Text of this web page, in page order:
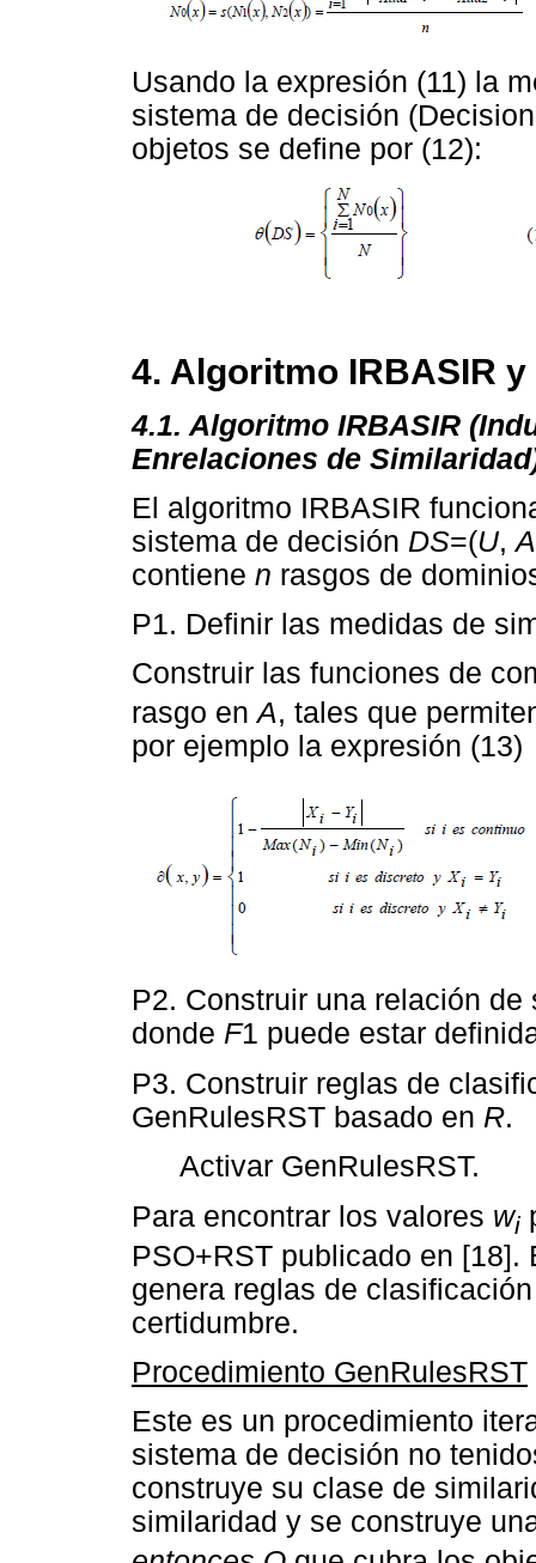
Usando la expresión (11) la
sistema de decisión
objetos se define por (12):
4. Algoritmo IRBASIR
4.1. Algoritmo IRBASIR
Enrelaciones de
El algoritmo IRBASIR
sistema de decisión DS=(U,A
contiene n rasgos de
P1. Definir las medidas de
Construir las funciones de
rasgo enA, tales que
por ejemplo la expresión (13)
P2. Construir una relación
donde F1 puede estar
P3. Construir reglas de
GenRulesRST basado en R.
Activar GenRulesRST.
Para encontrar los valores wi
PSO+RST publicado en
genera reglas de
certidumbre.
Procedimiento GenRulesRST
Este es un procedimiento
sistema de decisión no
construye su clase de
similaridad y se construye